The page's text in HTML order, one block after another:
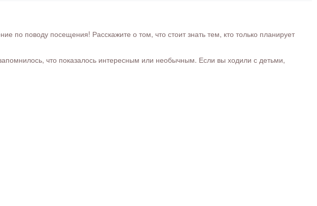
поводу посещения! Расскажите о том, что стоит знать тем, кто только планирует
что показалось интересным или необычным. Если вы ходили с детьми,